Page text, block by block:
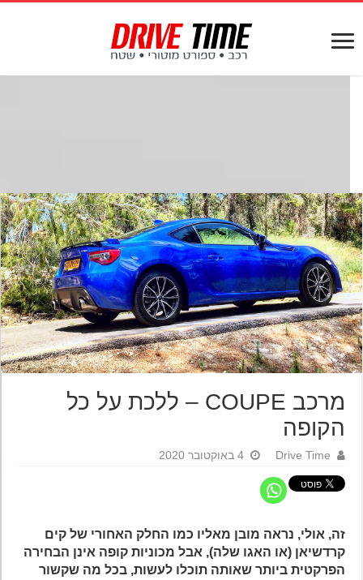
מרכב COUPE – ללכת על כל
הקופה
Drive Time 4 באוקטובר 2020
זה, אולי, נראה מובן מאליו כמו החלק האחורי של קים
קרדשיאן (או האגו שלה), אבל מכוניות קופה אינן הבחירה
הפרקטית ביותר שאותה תוכלו לעשות, בכל מה שקשור